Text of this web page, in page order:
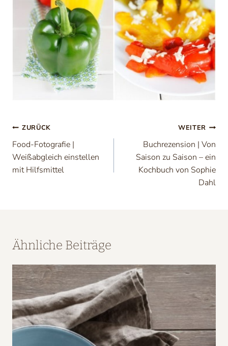
Beitragsnavigation
ZURÜCK
Food-Fotografie |
Weißabgleich einstellen
mit Hilfsmittel
WEITER
Buchrezension | Von
Saison zu Saison – ein
Kochbuch von Sophie
Dahl
Ähnliche Beiträge